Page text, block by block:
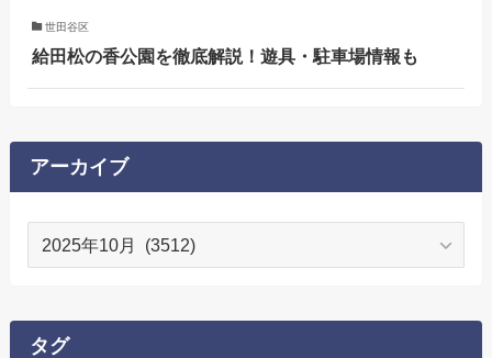
世田谷区
給田松の香公園を徹底解説！遊具・駐車場情報も
アーカイブ
イ
ブ
タグ